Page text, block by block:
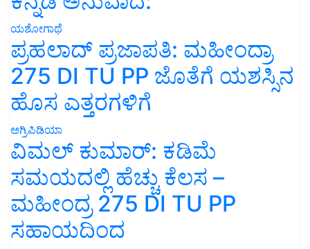
ಯಶೋಗಾಥೆ
ಪ್ರಹಲಾದ್ ಪ್ರಜಾಪತಿ: ಮಹೀಂದ್ರಾ
275 DI TU PP ಜೊತೆಗೆ ಯಶಸ್ಸಿನ
ಹೊಸ ಎತ್ತರಗಳಿಗೆ
ಅಗ್ರಿಪಿಡಿಯಾ
ವಿಮಲ್ ಕುಮಾರ್: ಕಡಿಮೆ
ಸಮಯದಲ್ಲಿ ಹೆಚ್ಚು ಕೆಲಸ –
ಮಹೀಂದ್ರ 275 DI TU PP
ಸಹಾಯದಿಂದ